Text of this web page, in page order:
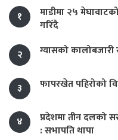
१
माडीमा २५
गरिँदै
२
ग्यासको कालोबजारी
३ फापरखेत पहिरोको
४
प्रदेशमा तीन दलको
: सभापति थापा